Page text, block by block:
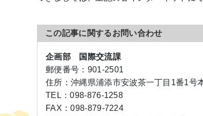
この記事に関するお問い合わせ
企画部 国際交流課
郵便番号： 901-2501
住所： 沖縄県浦添市安波茶一丁目1番1号
TEL：098-876-1258
FAX：098-879-7224